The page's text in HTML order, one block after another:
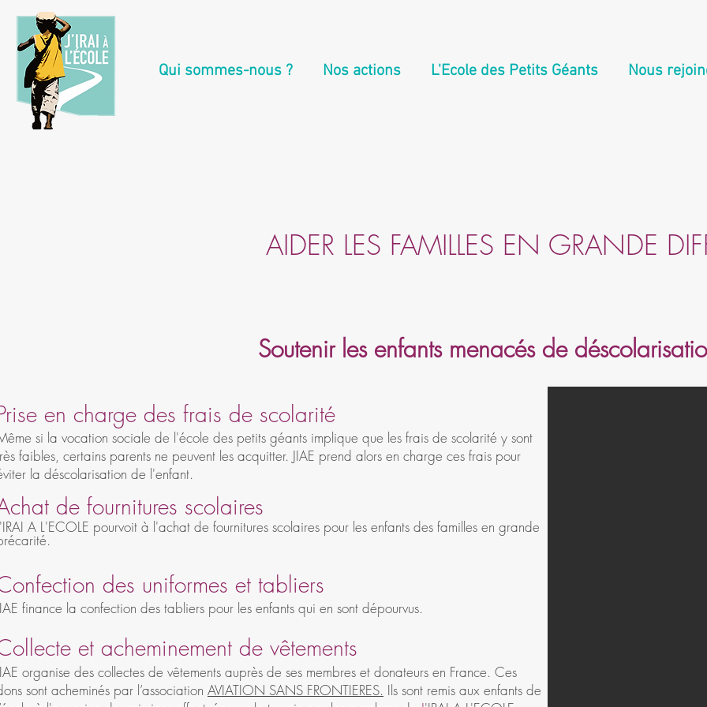
Qui sommes-nous ? Nos actions L'Ecole des Petits Géants Nous
AIDER LES FAMILLES EN GRANDE
Soutenir les enfants menacés de
en charge des frais de scolarité
si la vocation sociale de l'école des petits géants implique que les frais de scolarité y sont
faibles, certains parents ne peuvent les acquitter. JIAE prend alors en charge ces frais pour
la déscolarisation de l'enfant.
de fournitures scolaires
A L'ECOLE pourvoit à l'achat de fournitures scolaires pour les enfants des familles en grande
des uniformes et tabliers
finance la confection des tabliers pour les enfants qui en sont dépourvus.
et acheminement de vêtements
organise des collectes de vêtements auprès de ses membres et donateurs en France. Ces
sont acheminés par l’association AVIATION SANS FRONTIERES. Ils sont remis aux enfants de